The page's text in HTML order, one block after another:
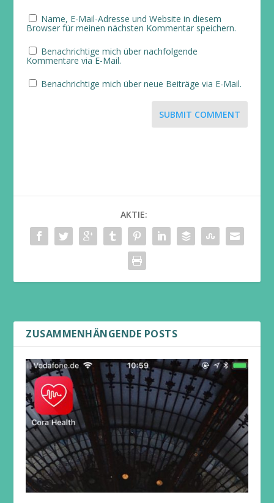
Name, E-Mail-Adresse und Website in diesem
Browser für meinen nächsten Kommentar speichern.
Benachrichtige mich über nachfolgende
Kommentare via E-Mail.
Benachrichtige mich über neue Beiträge via E-Mail.
SUBMIT COMMENT
AKTIE:
ZUSAMMENHÄNGENDE POSTS